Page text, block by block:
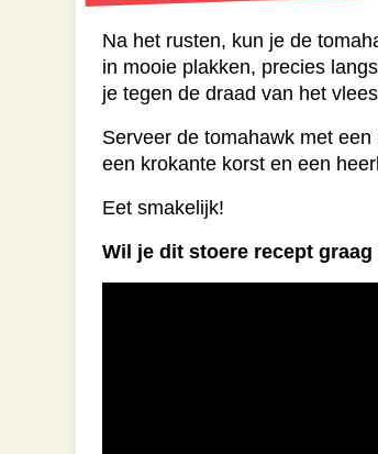
Na het rusten, kun je de
in mooie plakken, precies
je tegen de draad van het
Serveer de tomahawk met
een krokante korst en een
Eet smakelijk!
Wil je dit stoere recept